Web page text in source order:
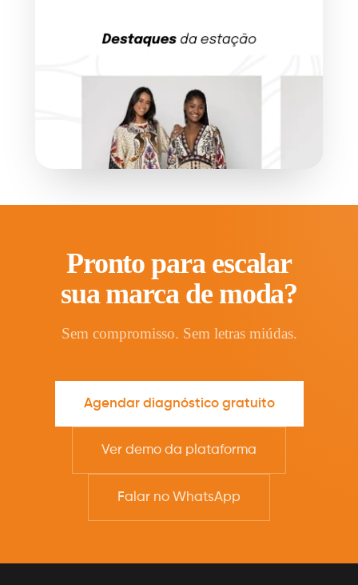
Pronto para escalar
sua marca de moda?
Sem compromisso. Sem letras miúdas.
Agendar diagnóstico gratuito
Ver demo da plataforma
Falar no WhatsApp